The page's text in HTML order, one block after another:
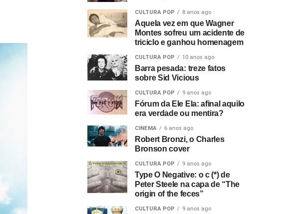
CULTURA POP 8 anos ago
Aquela vez em que Wagner
Montes sofreu um acidente de
triciclo e ganhou homenagem
CULTURA POP 10 anos ago
Barra pesada: treze fatos
sobre Sid Vicious
CULTURA POP 9 anos ago
Fórum da Ele Ela: afinal aquilo
era verdade ou mentira?
CINEMA 6 anos ago
Robert Bronzi, o Charles
Bronson cover
CULTURA POP 9 anos ago
Type O Negative: o c (*) de
Peter Steele na capa de “The
origin of the feces”
CULTURA POP 9 anos ago